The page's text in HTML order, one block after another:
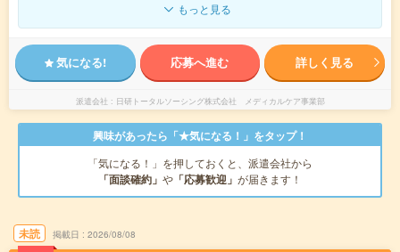
もっと見る
気になる! 応募へ進む 詳しく見る
派遣会社 日研トータルソーシング株式会社 メディカルケア事業部
興味があったら「★気になる！」をタップ！
「気になる！」を押しておくと、派遣会社から
「面談確約」 や 「応募歓迎」 が届きます！
未読 掲載日 2026/08/08